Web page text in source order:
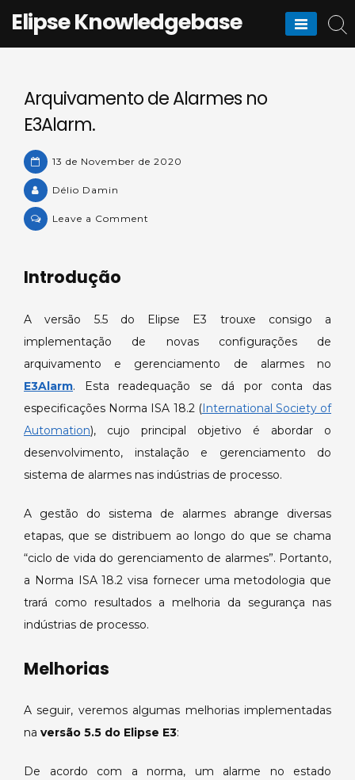
Elipse Knowledgebase
Arquivamento de Alarmes no
E3Alarm.
13 de November de 2020
Délio Damin
Leave a Comment
Introdução
A versão 5.5 do Elipse E3 trouxe consigo a
implementação de novas configurações de
arquivamento e gerenciamento de alarmes no
E3Alarm. Esta readequação se dá por conta das
especificações Norma ISA 18.2 (International Society of
Automation), cujo principal objetivo é abordar o
desenvolvimento, instalação e gerenciamento do
sistema de alarmes nas indústrias de processo.
A gestão do sistema de alarmes abrange diversas
etapas, que se distribuem ao longo do que se chama
“ciclo de vida do gerenciamento de alarmes”. Portanto,
a Norma ISA 18.2 visa fornecer uma metodologia que
trará como resultados a melhoria da segurança nas
indústrias de processo.
Melhorias
A seguir, veremos algumas melhorias implementadas
na versão 5.5 do Elipse E3:
De acordo com a norma, um alarme no estado